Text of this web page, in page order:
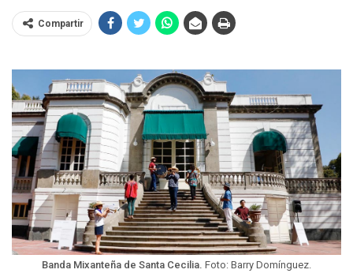
Compartir
Banda Mixanteña de Santa Cecilia. Foto: Barry Domínguez.